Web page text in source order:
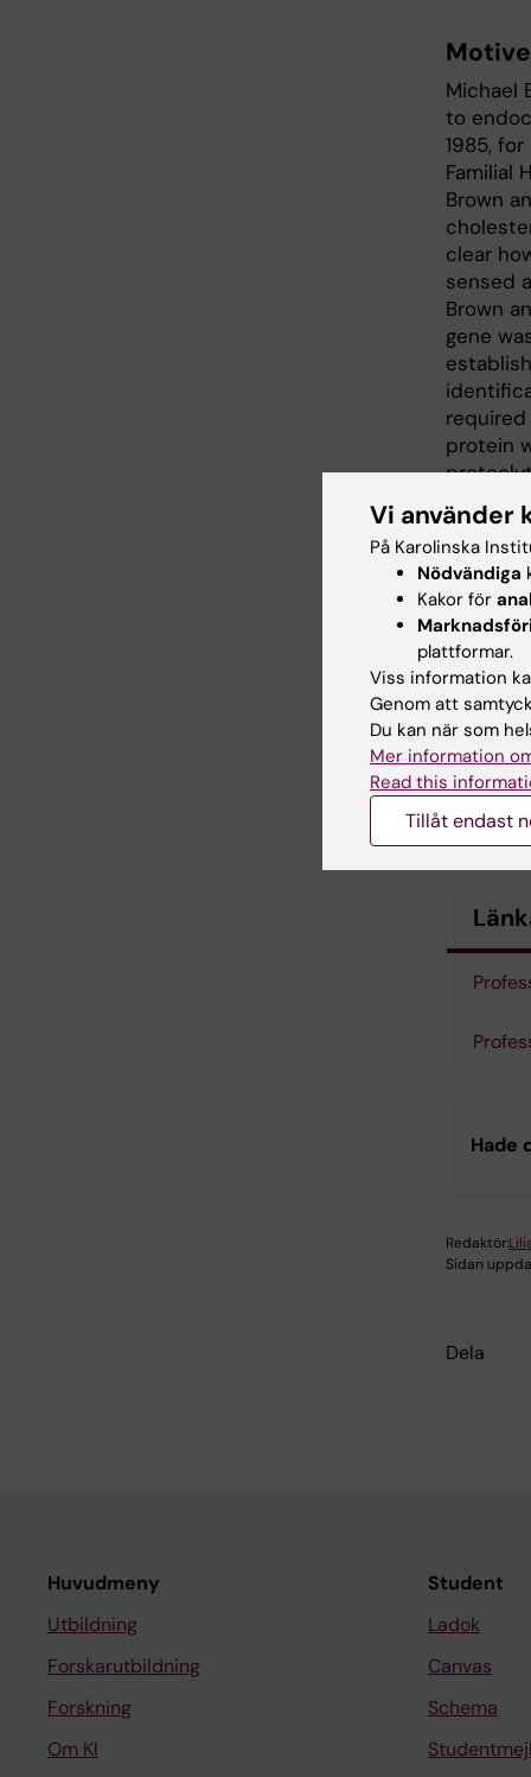
Michael
to
1985,
Familial
Brown
clear
sensed
Brown
gene
protein
SREBP
the
seminal
areas of
therapy
Hade
Redaktör:
Sidan
Dela
Huvudmeny
Utbildning
Forskarutbildning
Forskning
Om KI
Student
Ladok
Canvas
Schema
Vi använder
På Karolinska
Nödvändiga
Kakor för
plattformar.
Viss information
Genom att
Du kan när som
Mer information
Read this
Tillåt endast